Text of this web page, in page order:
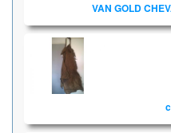
VAN GOLD